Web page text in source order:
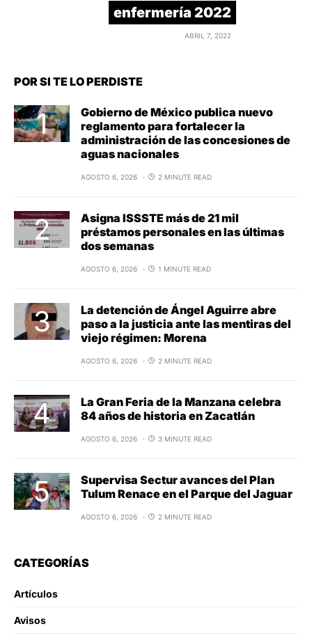
enfermería 2022
ABRIL 7, 2022
POR SI TE LO PERDISTE
Gobierno de México publica nuevo
reglamento para fortalecer la
administración de las concesiones de
aguas nacionales
AGOSTO 6, 2026 2 MINUTE READ
Asigna ISSSTE más de 21 mil
préstamos personales en las últimas
dos semanas
AGOSTO 6, 2026 1 MINUTE READ
La detención de Ángel Aguirre abre
paso a la justicia ante las mentiras del
viejo régimen: Morena
AGOSTO 6, 2026 2 MINUTE READ
La Gran Feria de la Manzana celebra
84 años de historia en Zacatlán
AGOSTO 6, 2026 3 MINUTE READ
Supervisa Sectur avances del Plan
Tulum Renace en el Parque del Jaguar
AGOSTO 6, 2026 2 MINUTE READ
CATEGORÍAS
Artículos
Avisos